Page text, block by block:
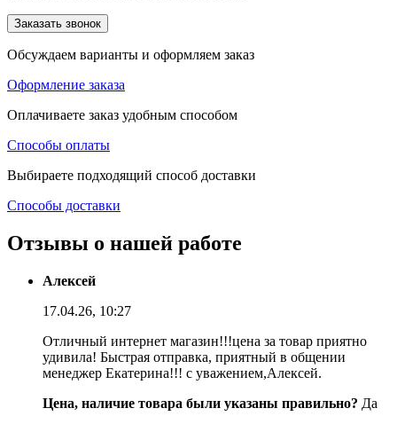
Заказать звонок
Обсуждаем варианты и оформляем заказ
Оформление заказа
Оплачиваете заказ удобным способом
Способы оплаты
Выбираете подходящий способ доставки
Способы доставки
Отзывы о нашей работе
Алексей
17.04.26, 10:27
Отличный интернет магазин!!!цена за товар приятно
удивила! Быстрая отправка, приятный в общении
менеджер Екатерина!!! с уважением,Алексей.
Цена, наличие товара были указаны правильно? Да